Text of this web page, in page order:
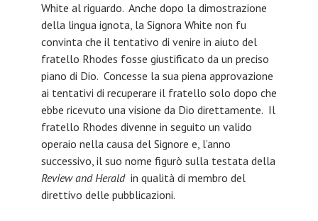
White al riguardo. Anche dopo la dimostrazione
della lingua ignota, la Signora White non fu
convinta che il tentativo di venire in aiuto del
fratello Rhodes fosse giustificato da un preciso
piano di Dio. Concesse la sua piena approvazione
ai tentativi di recuperare il fratello solo dopo che
ebbe ricevuto una visione da Dio direttamente. Il
fratello Rhodes divenne in seguito un valido
operaio nella causa del Signore e, l’anno
successivo, il suo nome figurò sulla testata della
Review and Herald in qualità di membro del
direttivo delle pubblicazioni.